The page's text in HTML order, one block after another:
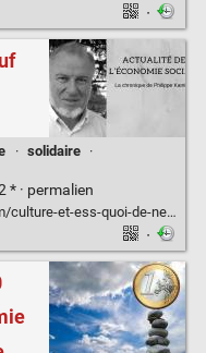
·
· solidaire
·
* · permalien
et-ess-quoi-de-neuf-docteur/
·